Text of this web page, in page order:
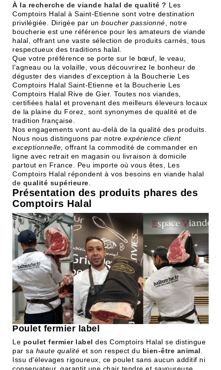
À la recherche de viande halal de qualité ? Les
Comptoirs Halal à Saint-Etienne sont votre destination
privilégiée. Dirigée par un boucher passionné , notre
boucherie est une référence pour les amateurs de viande
halal, offrant une vaste sélection de produits carnés, tous
respectueux des traditions halal.
Que votre préférence se porte sur le bœuf, le veau,
l'agneau ou la volaille, vous découvrirez le bonheur de
déguster des viandes d'exception à la Boucherie Les
Comptoirs Halal Saint-Etienne et la Boucherie Les
Comptoirs Halal Rive de Gier. Toutes nos viandes,
certifiées halal et provenant des meilleurs éleveurs locaux
de la plaine du Forez, sont synonymes de qualité et de
tradition française.
Nos engagements vont au-delà de la qualité des produits.
Nous nous distinguons par notre expérience client
exceptionnelle , offrant la commodité de commander en
ligne avec retrait en magasin ou livraison à domicile
partout en France. Peu importe où vous êtes, Les
Comptoirs Halal répondent à vos besoins en viande halal
de qualité supérieure
Présentation des produits phares des
Comptoirs Halal
Poulet fermier label
Le poulet fermier label des Comptoirs Halal se distingue
par sa haute qualité et son respect du bien-être animal
Issu d'élevages rigoureux, ce poulet sans aucun additif ni